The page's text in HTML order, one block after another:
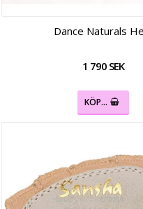
Dance Naturals
1 790 SEK
KÖP…